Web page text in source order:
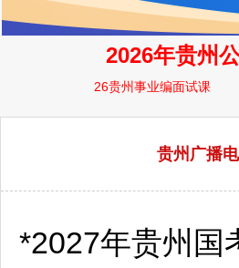
贵州广播
*2027年贵州国